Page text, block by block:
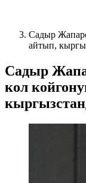
Садыр
айтып,
Садыр
кол